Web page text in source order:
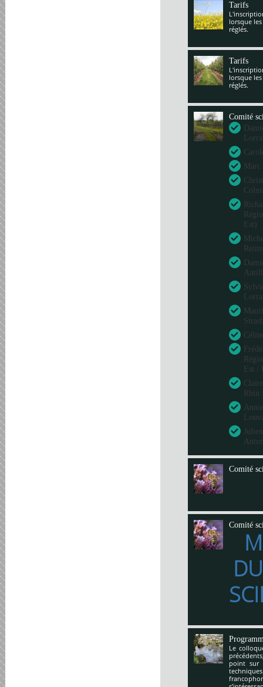
Tarifs
lorsque
réglés.
Tarifs
lorsque
réglés.
Comité
Est)
Est
Rhin
Comité
Comité
Le
point sur